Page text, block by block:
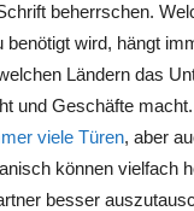
beherrschen.
benötigt wird, hängt
Ländern das
und Geschäfte macht.
viele Türen, aber
können vielfach
besser